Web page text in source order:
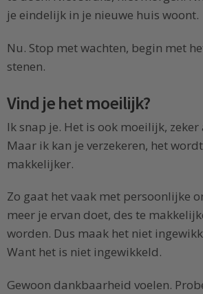
je eindelijk in je nieuwe huis woont.
Nu. Stop met wachten, begin met
stenen.
Vind je het moeilijk?
Ik snap je. Het is ook moeilijk,
Maar ik kan je verzekeren, het
makkelijker.
Zo gaat het vaak met persoonlijke
meer je ervan doet, des te
worden. Dus maak het niet
Want het is niet ingewikkeld.
Gewoon dankbaarheid voelen.